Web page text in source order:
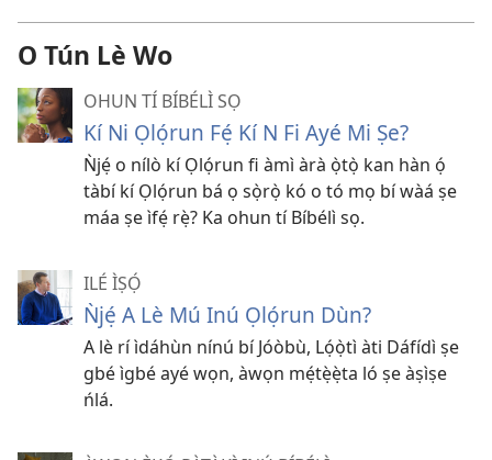
O Tún Lè Wo
OHUN TÍ BÍBÉLÌ SỌ
Kí Ni Ọlọ́run Fẹ́ Kí N Fi Ayé Mi Ṣe?
Ǹjẹ́ o nílò kí Ọlọ́run fi àmì àrà ọ̀tọ̀ kan hàn ọ́
tàbí kí Ọlọ́run bá ọ sọ̀rọ̀ kó o tó mọ bí wàá ṣe
máa ṣe ìfẹ́ rẹ̀? Ka ohun tí Bíbélì sọ.
ILÉ ÌṢỌ́
Ǹjẹ́ A Lè Mú Inú Ọlọ́run Dùn?
A lè rí ìdáhùn nínú bí Jóòbù, Lọ́ọ̀tì àti Dáfídì ṣe
gbé ìgbé ayé wọn, àwọn mẹ́tẹ̀ẹ̀ta ló ṣe àṣìṣe
ńlá.